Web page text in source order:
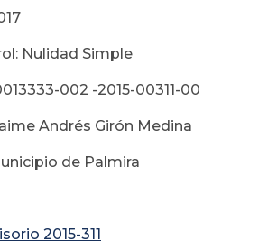
Nulidad Simple
002 -2015-00311-00
Andrés Girón Medina
de Palmira
2015-311